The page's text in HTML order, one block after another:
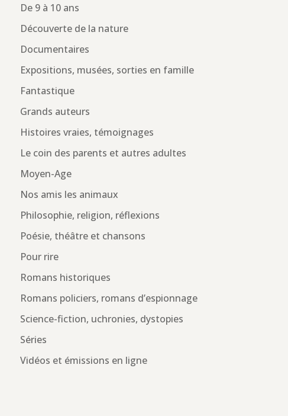
De 9 à 10 ans
Découverte de la nature
Documentaires
Expositions, musées, sorties en famille
Fantastique
Grands auteurs
Histoires vraies, témoignages
Le coin des parents et autres adultes
Moyen-Age
Nos amis les animaux
Philosophie, religion, réflexions
Poésie, théâtre et chansons
Pour rire
Romans historiques
Romans policiers, romans d’espionnage
Science-fiction, uchronies, dystopies
Séries
Vidéos et émissions en ligne